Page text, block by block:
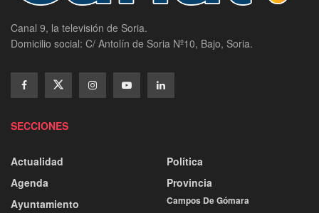
Canal 9, la televisión de Soria.
Domicilio social: C/ Antolín de Soria Nº10, Bajo, Soria.
SECCIONES
Actualidad
Agenda
Ayuntamiento
Política
Provincia
Campos De Gómara